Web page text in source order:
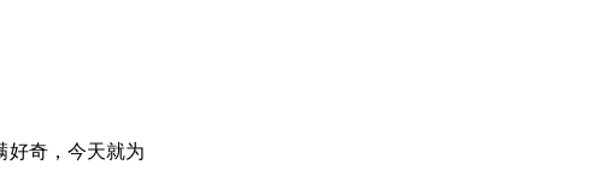
好奇，今天就为